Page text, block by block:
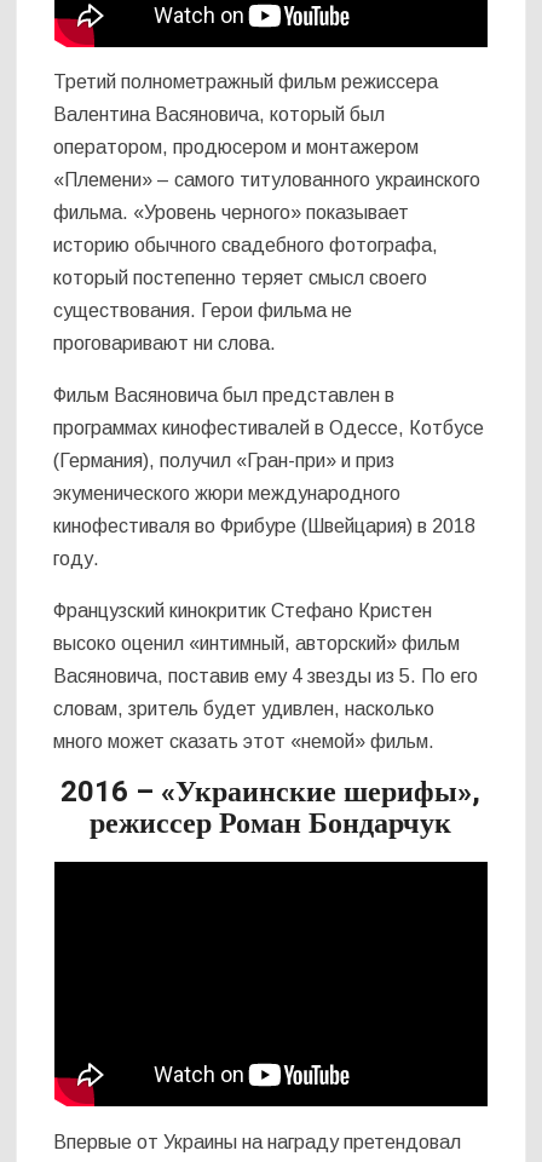
Третий полнометражный фильм режиссера
Валентина Васяновича, который был
оператором, продюсером и монтажером
«Племени» – самого титулованного украинского
фильма. «Уровень черного» показывает
историю обычного свадебного фотографа,
который постепенно теряет смысл своего
существования. Герои фильма не
проговаривают ни слова.
Фильм Васяновича был представлен в
программах кинофестивалей в Одессе, Котбусе
(Германия), получил «Гран-при» и приз
экуменического жюри международного
кинофестиваля во Фрибуре (Швейцария) в 2018
году.
Французский кинокритик Стефано Кристен
высоко оценил «интимный, авторский» фильм
Васяновича, поставив ему 4 звезды из 5. По его
словам, зритель будет удивлен, насколько
много может сказать этот «немой» фильм.
2016 – «Украинские шерифы»,
режиссер Роман Бондарчук
Впервые от Украины на награду претендовал